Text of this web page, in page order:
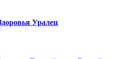
Уралец